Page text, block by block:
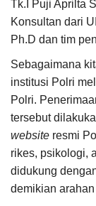
Tk.I Puji Aprilta
Konsultan dari
Ph.D dan tim
Sebagaimana
institusi Polri
Polri.
tersebut
website resmi
rikes, psikologi,
didukung
demikian